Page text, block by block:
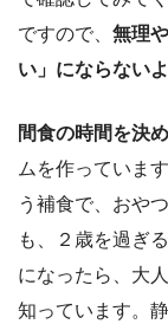
ですので、 無理
い」にならない
間食の時間を決
ムを作っていま
う補食で、おや
も、２歳を過ぎ
になったら、大
知っています。